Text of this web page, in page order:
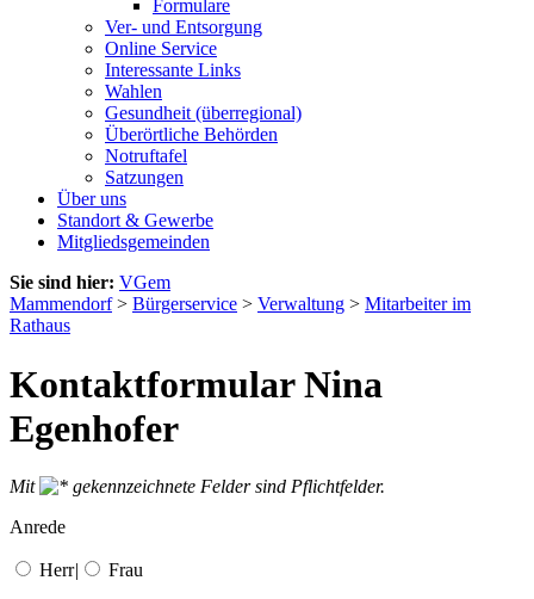
Formulare
Ver- und Entsorgung
Online Service
Interessante Links
Wahlen
Gesundheit (überregional)
Überörtliche Behörden
Notruftafel
Satzungen
Über uns
Standort & Gewerbe
Mitgliedsgemeinden
Sie sind hier: VGem
Mammendorf> Bürgerservice > Verwaltung > Mitarbeiter im
Rathaus
Kontaktformular Nina
Egenhofer
Mit
gekennzeichnete Felder sind Pflichtfelder.
Anrede
Herr| Frau